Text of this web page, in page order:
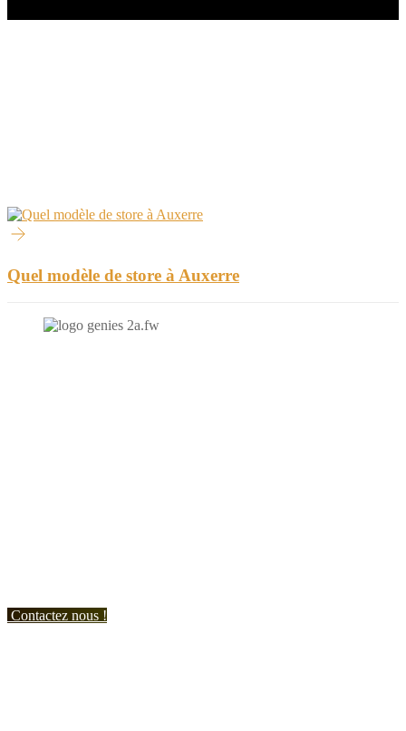
Quel modèle de store à Auxerre
Contactez nous !